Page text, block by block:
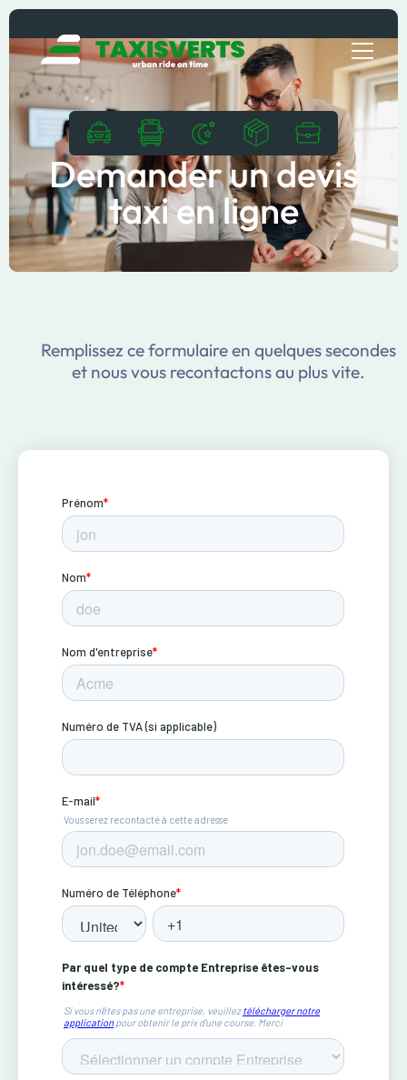
Demander un devis
taxi en ligne
Remplissez ce formulaire en quelques secondes
et nous vous recontactons au plus vite.